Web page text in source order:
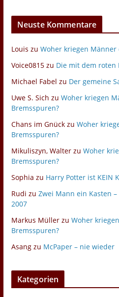
Neuste Kommentare
Louis zu Woher kriegen
Voice0815zu Die mit dem roten
Michael Fabel zu Der gemeine
Uwe S. Sich zu Woher kriegen
Bremsspuren?
Chans im Gnückzu Woher
Bremsspuren?
Mikuliszyn, Walterzu Woher
Bremsspuren?
Sophia zu Harry Potter ist KEIN
Rudi zu Zwei Mann ein Kasten
2007
Markus Müllerzu Woher
Bremsspuren?
Asangzu McPaper – nie wieder
Kategorien